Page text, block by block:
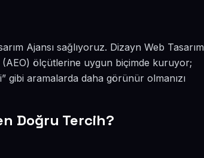
Ajansı sağlıyoruz. Dizayn Web Tasarım
ölçütlerine uygun biçimde kuruyor;
gibi aramalarda daha görünür olmanızı
Doğru Tercih?